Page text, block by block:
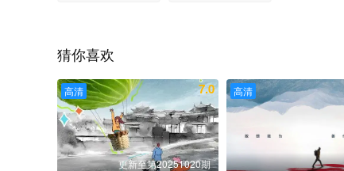
猜你喜欢
高清 7.0
更新至第20251020期
高清